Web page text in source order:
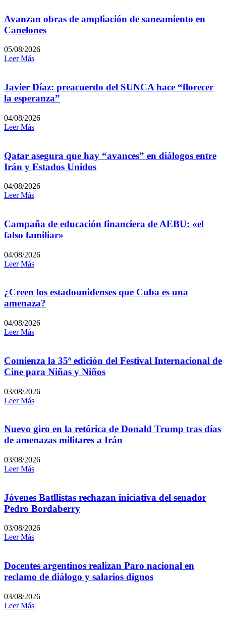
Avanzan obras de ampliación de saneamiento en
Canelones
05/08/2026
Leer Más
Javier Díaz: preacuerdo del SUNCA hace “florecer
la esperanza”
04/08/2026
Leer Más
Qatar asegura que hay “avances” en diálogos entre
Irán y Estados Unidos
04/08/2026
Leer Más
Campaña de educación financiera de AEBU: «el
falso familiar»
04/08/2026
Leer Más
¿Creen los estadounidenses que Cuba es una
amenaza?
04/08/2026
Leer Más
Comienza la 35ª edición del Festival Internacional de
Cine para Niñas y Niños
03/08/2026
Leer Más
Nuevo giro en la retórica de Donald Trump tras días
de amenazas militares a Irán
03/08/2026
Leer Más
Jóvenes Batllistas rechazan iniciativa del senador
Pedro Bordaberry
03/08/2026
Leer Más
Docentes argentinos realizan Paro nacional en
reclamo de diálogo y salarios dignos
03/08/2026
Leer Más